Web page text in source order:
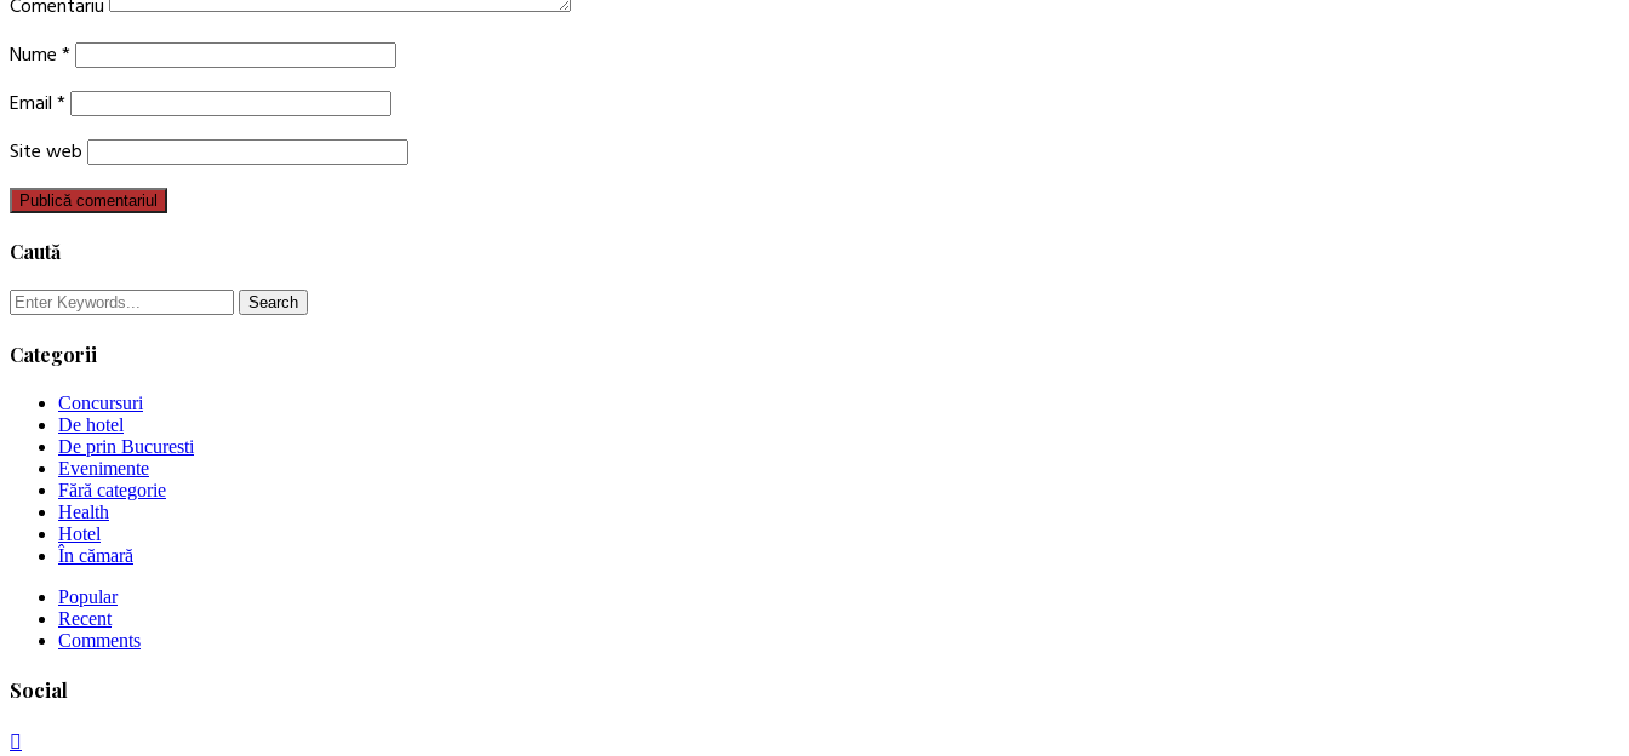
Nume *
Email *
Site web
Caută
Categorii
Concursuri
De hotel
De prin Bucuresti
Evenimente
Fără categorie
Health
Hotel
În cămară
Popular
Recent
Comments
Social